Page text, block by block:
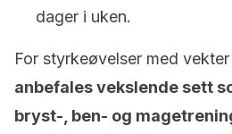
dager i uken.
For styrkeøvelser med
anbefales vekslende sett
bryst-, ben- og